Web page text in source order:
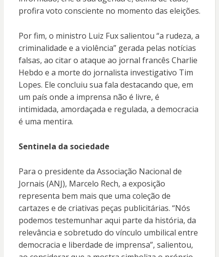
profira voto consciente no momento das eleições.
Por fim, o ministro Luiz Fux salientou “a rudeza, a
criminalidade e a violência” gerada pelas notícias
falsas, ao citar o ataque ao jornal francês Charlie
Hebdo e a morte do jornalista investigativo Tim
Lopes. Ele concluiu sua fala destacando que, em
um país onde a imprensa não é livre, é
intimidada, amordaçada e regulada, a democracia
é uma mentira.
Sentinela da sociedade
Para o presidente da Associação Nacional de
Jornais (ANJ), Marcelo Rech, a exposição
representa bem mais que uma coleção de
cartazes e de criativas peças publicitárias. “Nós
podemos testemunhar aqui parte da história, da
relevância e sobretudo do vínculo umbilical entre
democracia e liberdade de imprensa”, salientou,